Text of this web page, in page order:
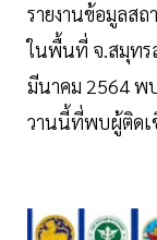
รายงานข้อมูลสถ
ในพื้นที่ จ.สมุทร
มีนาคม 2564 พ
วานนี้ที่พบผู้ติดเ